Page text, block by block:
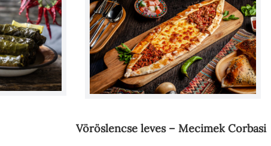
Vöröslencse leves – Mecimek Corbasi